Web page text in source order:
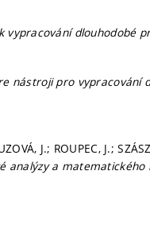
vypracování dlouhodobé
nástroji pro vypracování
J.; ROUPEC, J.;
analýzy a matematického